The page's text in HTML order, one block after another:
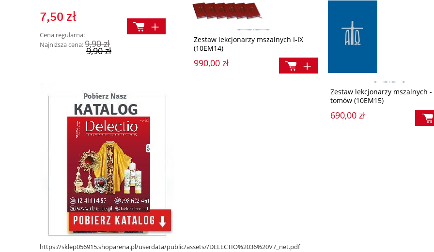
7,50 zł
Cena regularna:
9,90 zł
Najniższa cena:9,90 zł
12,70 zł
16,90 zł
Najniższa cena:14,50 zł
Cena regularna:
17,90 zł
17,90 zł
https://sklep056915.shoparena.pl/userdata/public/assets//DELECTIO%2036%20V7_net.pdf
Zestaw lekcjonarzy mszalnych I-IX
(10EM14)
990,00 zł
Zestaw lekcjonarzy mszalnych -
tomów (10EM15)
690,00 zł